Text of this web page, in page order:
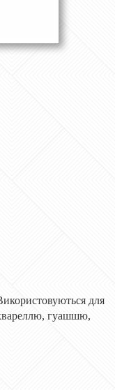
для
гуашшю,